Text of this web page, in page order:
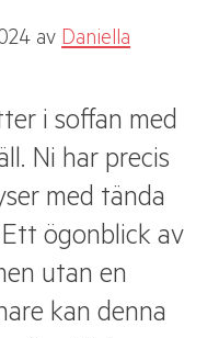
av Daniella
i soffan med
Ni har precis
med tända
ögonblick av
utan en
kan denna